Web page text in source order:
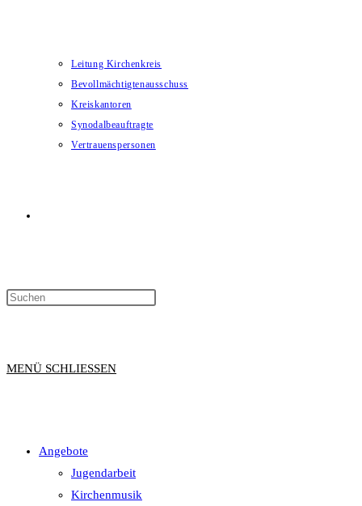
Leitung Kirchenkreis
Bevollmächtigtenausschuss
Kreiskantoren
Synodalbeauftragte
Vertrauenspersonen
UMSCHALTEN
MENÜ SCHLIESSEN
Angebote
Jugendarbeit
Kirchenmusik